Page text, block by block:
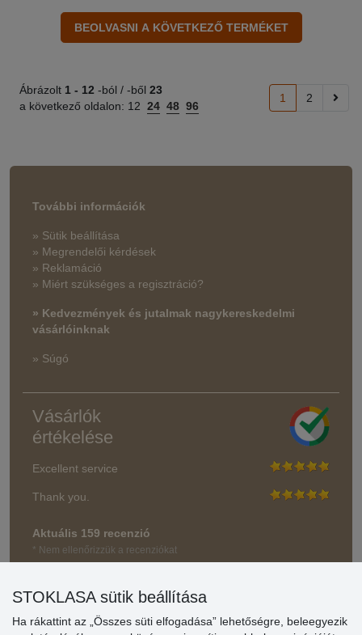
Ábrázolt 1 - 12 -ból / -ből 23
a következő oldalon: 12 24 48 96
1 2
További információk
» Sütik beállítása
» Megrendelői kérdések
» Reklamáció
» Miért szükséges a regisztráció?
» Kedvezmények és jutalmak nagykereskedelmi
vásárlóinknak
» Súgó
Vásárlók
értékelése
Excellent service
Thank you.
Aktuális 159 recenzió
* Nem ellenőrizzük a recenziókat
STOKLASA sütik beállítása
Ha rákattint az „Összes süti elfogadása” lehetőségre, beleegyezik